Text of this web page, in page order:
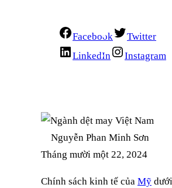
Facebook
Twitter
LinkedIn
Instagram
Nguyễn Phan Minh Sơn
Tháng mười một 22, 2024
Chính sách kinh tế của Mỹ dưới